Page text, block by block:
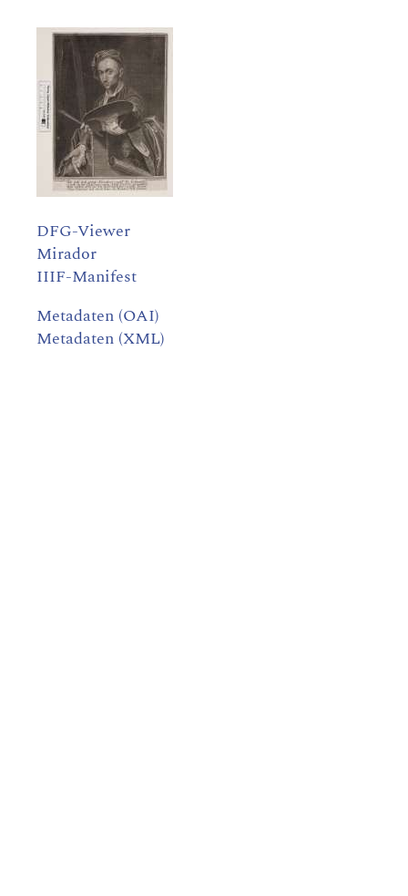
DFG-Viewer
Mirador
IIIF-Manifest
Metadaten (OAI)
Metadaten (XML)